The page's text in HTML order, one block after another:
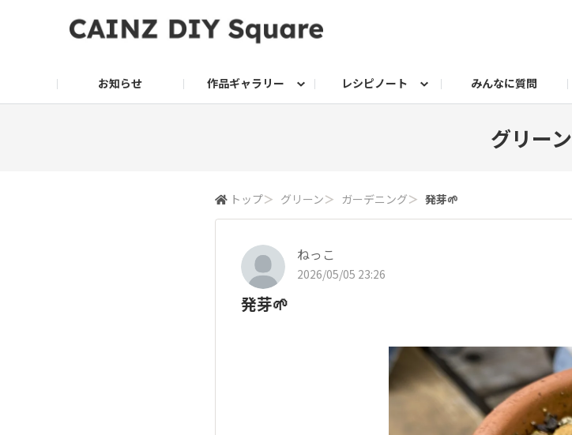
お知らせ 作品ギャラリー レシピノート みんなに質問
グリーン
トップ＞ グリーン＞ ガーデニング＞ 発芽🌱
ねっこ
2026/05/05 23:26
発芽🌱